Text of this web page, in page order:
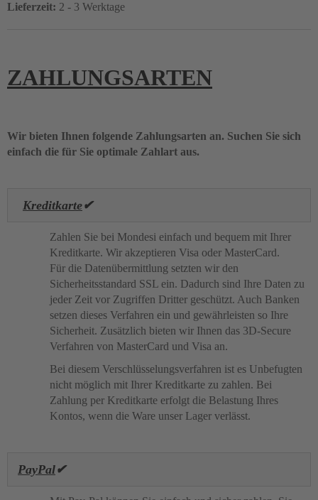
Lieferzeit: 2 - 3 Werktage
ZAHLUNGSARTEN
Wir bieten Ihnen folgende Zahlungsarten an. Suchen Sie sich
einfach die für Sie optimale Zahlart aus.
Kreditkarte✔
Zahlen Sie bei Mondesi einfach und bequem mit Ihrer
Kreditkarte. Wir akzeptieren Visa oder MasterCard.
Für die Datenübermittlung setzten wir den
Sicherheitsstandard SSL ein. Dadurch sind Ihre Daten zu
jeder Zeit vor Zugriffen Dritter geschützt. Auch Banken
setzen dieses Verfahren ein und gewährleisten so Ihre
Sicherheit. Zusätzlich bieten wir Ihnen das 3D-Secure
Verfahren von MasterCard und Visa an.
Bei diesem Verschlüsselungsverfahren ist es Unbefugten
nicht möglich mit Ihrer Kreditkarte zu zahlen. Bei
Zahlung per Kreditkarte erfolgt die Belastung Ihres
Kontos, wenn die Ware unser Lager verlässt.
PayPal✔